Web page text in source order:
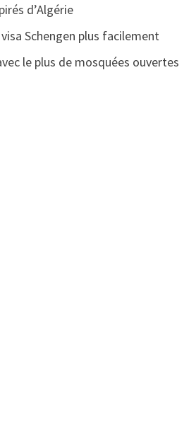
d’Algérie
Schengen plus facilement
le plus de mosquées ouvertes